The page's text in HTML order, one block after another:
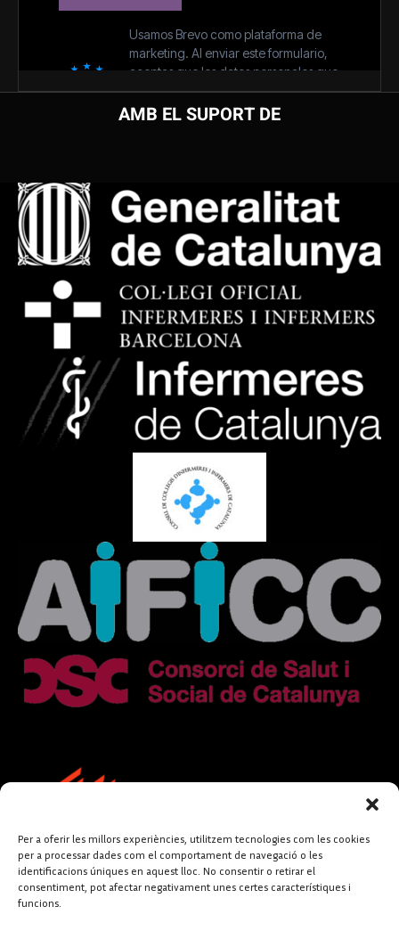
Per a oferir les millors experiències, utilitzem tecnologies com les cookies
per a processar dades com el comportament de navegació o les
identificacions úniques en aquest lloc. No consentir o retirar el
consentiment, pot afectar negativament unes certes característiques i
funcions.
AMB EL SUPORT DE